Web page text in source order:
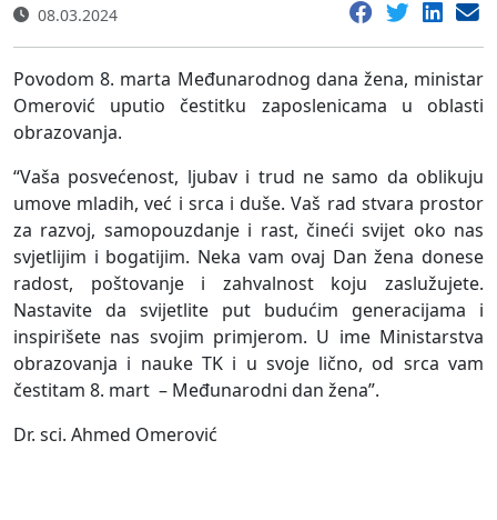
08.03.2024
Povodom 8. marta Međunarodnog dana žena, ministar
Omerović uputio čestitku zaposlenicama u oblasti
obrazovanja.
“Vaša posvećenost, ljubav i trud ne samo da oblikuju
umove mladih, već i srca i duše. Vaš rad stvara prostor
za razvoj, samopouzdanje i rast, čineći svijet oko nas
svjetlijim i bogatijim. Neka vam ovaj Dan žena donese
radost, poštovanje i zahvalnost koju zaslužujete.
Nastavite da svijetlite put budućim generacijama i
inspirišete nas svojim primjerom. U ime Ministarstva
obrazovanja i nauke TK i u svoje lično, od srca vam
čestitam 8. mart – Međunarodni dan žena”.
Dr. sci. Ahmed Omerović